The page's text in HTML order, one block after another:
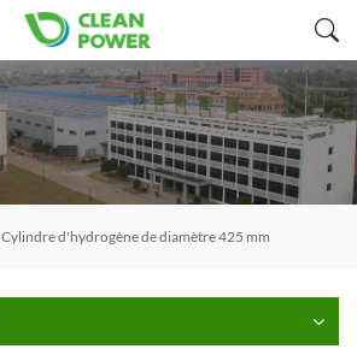
Cylindre d'hydrogène de diamètre 425 mm